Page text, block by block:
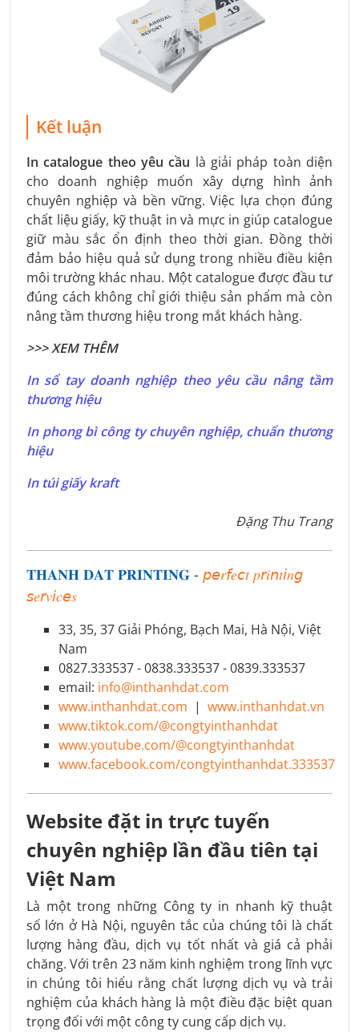
Kết luận
In catalogue theo yêu cầu là giải pháp toàn diện
cho doanh nghiệp muốn xây dựng hình ảnh
chuyên nghiệp và bền vững. Việc lựa chọn đúng
chất liệu giấy, kỹ thuật in và mực in giúp catalogue
giữ màu sắc ổn định theo thời gian. Đồng thời
đảm bảo hiệu quả sử dụng trong nhiều điều kiện
môi trường khác nhau. Một catalogue được đầu tư
đúng cách không chỉ giới thiệu sản phẩm mà còn
nâng tầm thương hiệu trong mắt khách hàng.
>>> XEM THÊM
In sổ tay doanh nghiệp theo yêu cầu nâng tầm
thương hiệu
In phong bì công ty chuyên nghiệp, chuẩn thương
hiệu
In túi giấy kraft
Đặng Thu Trang
𝐓𝐇𝐀𝐍𝐇 𝐃𝐀𝐓 𝐏𝐑𝐈𝐍𝐓𝐈𝐍𝐆 - 𝘱𝘦𝑟𝘧𝑒𝘤𝑡 𝑝𝘳𝑖𝘯𝑡𝘪𝑛𝘨
𝘴𝑒𝘳𝑣𝘪𝑐𝘦𝑠
33, 35, 37 Giải Phóng, Bạch Mai, Hà Nội, Việt
Nam
0827.333537 - 0838.333537 - 0839.333537
email: info@inthanhdat.com
www.inthanhdat.com | www.inthanhdat.vn
www.tiktok.com/@congtyinthanhdat
www.youtube.com/@congtyinthanhdat
www.facebook.com/congtyinthanhdat.333537
Website đặt in trực tuyến
chuyên nghiệp lần đầu tiên tại
Việt Nam
Là một trong những Công ty in nhanh kỹ thuật
số lớn ở Hà Nội, nguyên tắc của chúng tôi là chất
lượng hàng đầu, dịch vụ tốt nhất và giá cả phải
chăng. Với trên 23 năm kinh nghiệm trong lĩnh vực
in chúng tôi hiểu rằng chất lượng dịch vụ và trải
nghiệm của khách hàng là một điều đặc biệt quan
trọng đối với một công ty cung cấp dịch vụ.